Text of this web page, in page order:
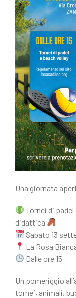
Una giornata
Tornei di
didattica
Sabato 13
La Rosa
Dalle ore 15
Un pomeriggio
tornei, animali,